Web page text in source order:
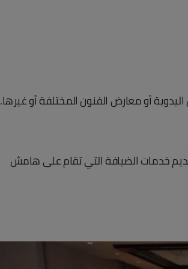
أو معارض الفنون المختلفة أو غيرها.
خدمات الضيافة التي تقام على هامش